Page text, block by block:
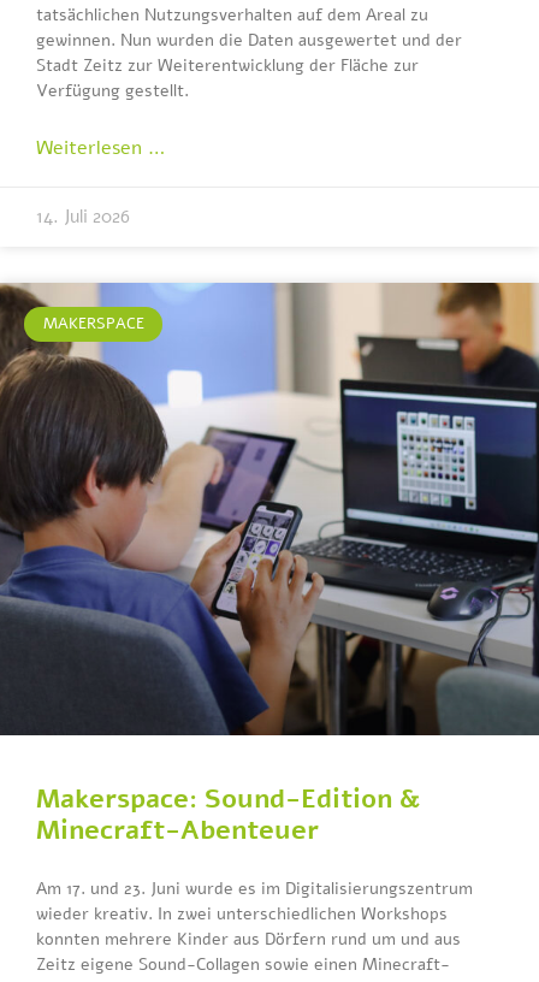
tatsächlichen Nutzungsverhalten auf dem Areal zu
gewinnen. Nun wurden die Daten ausgewertet und der
Stadt Zeitz zur Weiterentwicklung der Fläche zur
Verfügung gestellt.
Weiterlesen …
14. Juli 2026
MAKERSPACE
Makerspace: Sound-Edition &
Minecraft-Abenteuer
Am 17. und 23. Juni wurde es im Digitalisierungszentrum
wieder kreativ. In zwei unterschiedlichen Workshops
konnten mehrere Kinder aus Dörfern rund um und aus
Zeitz eigene Sound-Collagen sowie einen Minecraft-